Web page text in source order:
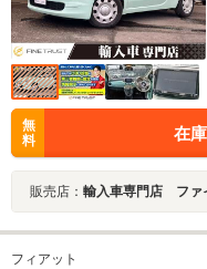
無
料
在
販売店： 輸入車専門店 ファ
フィアット